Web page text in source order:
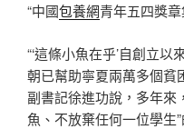
“中國包養網青年五四獎章
“‘這條小魚在乎’自創立
朝已幫助寧夏兩萬多個貧
副書記徐進功說，多年來
魚、不放棄任何一位學生